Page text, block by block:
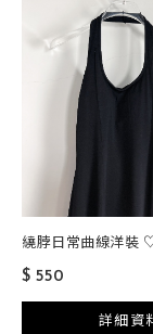
繞脖日常曲線洋裝
$ 550
詳細資